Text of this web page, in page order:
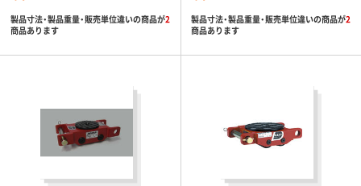
製品寸法・製品重量・販売単位違いの商品が2
商品あります
製品寸法・製品重量・販売単位違いの商品が2
商品あります